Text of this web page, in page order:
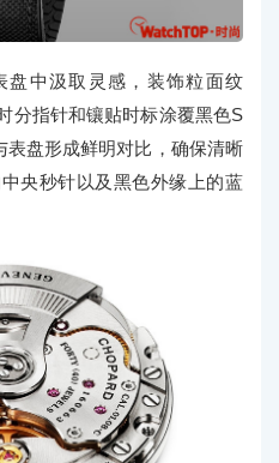
盘中汲取灵感，装饰粒面纹
分指针和镶贴时标涂覆黑色S
表盘形成鲜明对比，确保清晰
央秒针以及黑色外缘上的蓝